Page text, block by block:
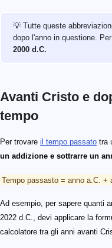
💡 Tutte queste
dopo l'anno in questione.
2000 d.C.
Avanti Cristo e
tempo
Per trovare il tempo passato tra
un addizione e sottrarre un
Tempo passasto = anno a.C. +
Ad esempio, per sapere quanti
2022 d.C., devi applicare la
calcolatore tra gli anni avanti